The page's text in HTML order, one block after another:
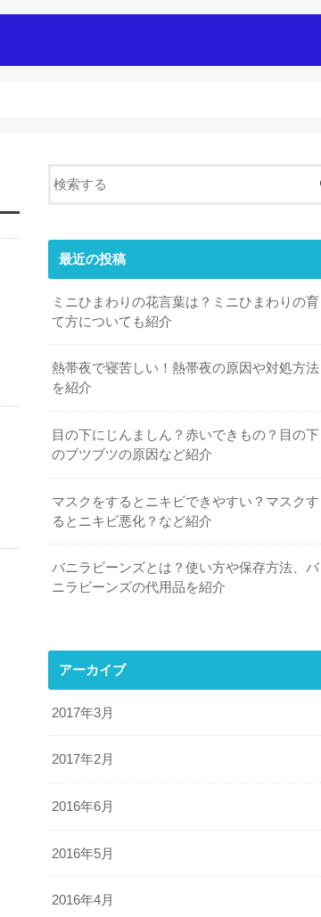
最近の投稿
ミニひまわりの花言葉は？ミニひまわりの育
て方についても紹介
熱帯夜で寝苦しい！熱帯夜の原因や対処方法
を紹介
目の下にじんましん？赤いできもの？目の下
のブツブツの原因など紹介
マスクをするとニキビできやすい？マスクす
るとニキビ悪化？など紹介
バニラビーンズとは？使い方や保存方法、バ
ニラビーンズの代用品を紹介
アーカイブ
2017年3月
2017年2月
2016年6月
2016年5月
2016年4月